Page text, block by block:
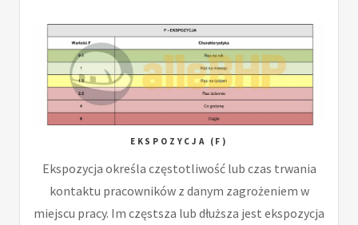
EKSPOZYCJA (F)
Ekspozycja określa częstotliwość lub czas trwania
kontaktu pracowników z danym zagrożeniem w
miejscu pracy. Im częstsza lub dłuższa jest ekspozycja